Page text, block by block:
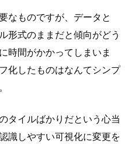
なものですが、データと
形式のままだと傾向がどう
時間がかかってしまいま
化したものはなんてシンプ
タイルばかりだという心当
識しやすい可視化に変更を